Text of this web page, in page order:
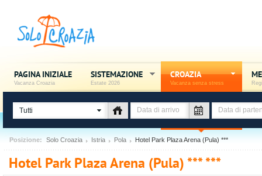
PAGINA INIZIALE
Vacanza Croazia
SISTEMAZIONE
Estate 2026
CROAZIA
Vacanza senza stress
Tutti
Posizione: Solo Croazia Istria Pola Hotel Park Plaza Arena (Pula) ***
Hotel Park Plaza Arena (Pula) *** ***